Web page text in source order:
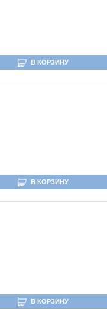
В КОРЗИНУ
В КОРЗИНУ
В КОРЗИНУ